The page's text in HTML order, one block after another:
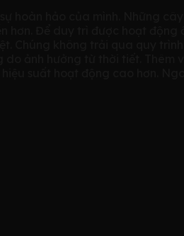
Để duy trì được hoạt động
Chúng không trải qua quy
ảnh hưởng từ thời tiết. Thêm
suất hoạt động cao hơn.